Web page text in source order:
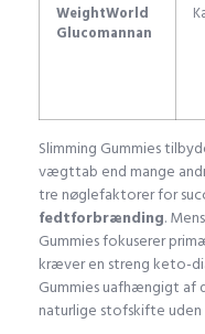
WeightWorld
Glucomannan
Slimming Gummies
vægttab end mange
tre nøglefaktorer for
fedtforbrænding.
Gummies fokuserer
kræver en streng keto-
Gummies uafhængigt
naturlige stofskifte